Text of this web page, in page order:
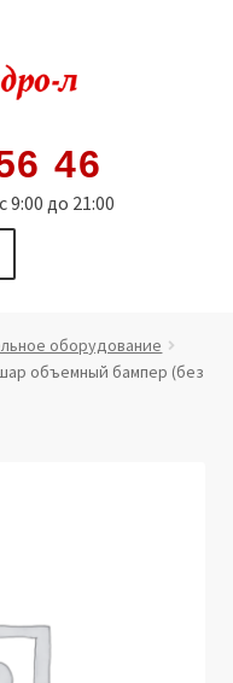
46
до 21:00
оборудование
объемный бампер (без